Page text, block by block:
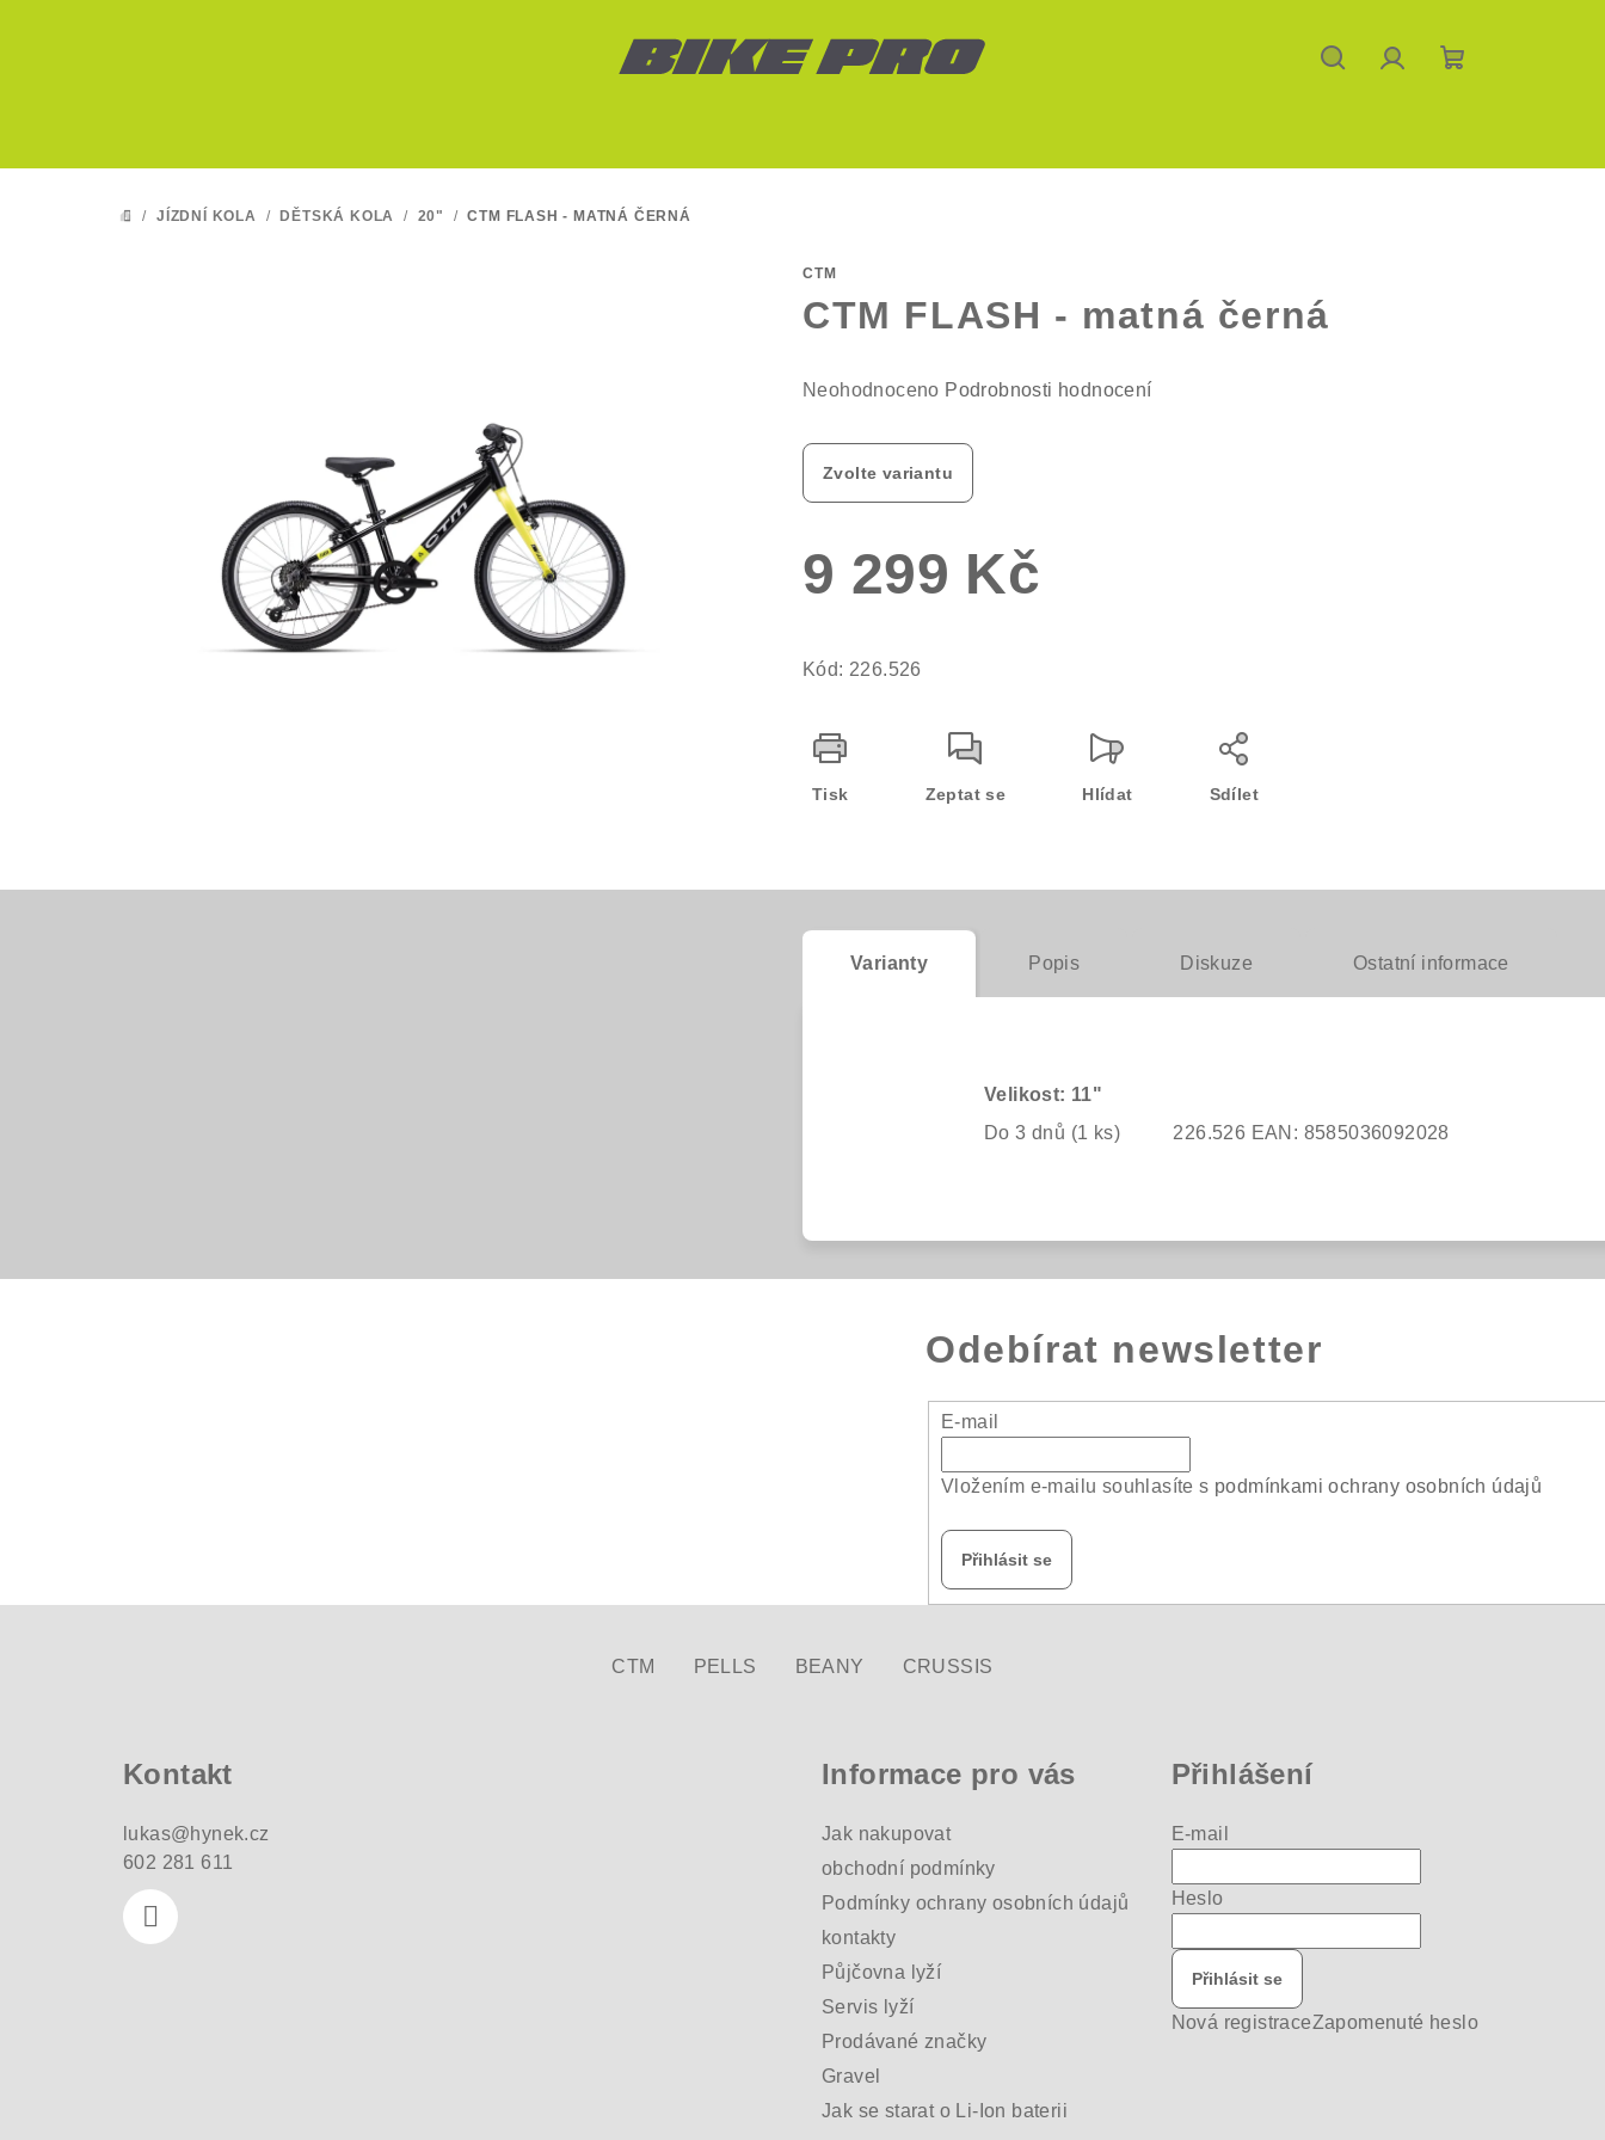
košík
DOMŮ
/ JÍZDNÍ KOLA / DĚTSKÁ KOLA / 20" / CTM FLASH - MATNÁ ČERNÁ
CTM
CTM FLASH - matná černá
Průměrné
produktu
0,0
5
hvězdiček.
Neohodnoceno Podrobnosti hodnocení
Zvolte variantu
9 299 Kč
cena:
Kód: 226.526
Tisk Zeptat se Hlídat Sdílet
Varianty Popis Diskuze Ostatní informace
Velikost: 11"
Do 3 dnů (1 ks) 226.526 EAN: 8585036092028
Odebírat newsletter
E-mail
Vložením e-mailu souhlasíte s podmínkami ochrany osobních údajů
Přihlásit se
CTM PELLS BEANY CRUSSIS
Kontakt
lukas@hynek.cz
602 281 611
Informace pro vás
Jak nakupovat
obchodní podmínky
Podmínky ochrany osobních údajů
kontakty
Půjčovna lyží
Servis lyží
Prodávané značky
Gravel
Jak se starat o Li-Ion baterii
Přihlášení
E-mail
Heslo
Přihlásit se
Nová registraceZapomenuté heslo